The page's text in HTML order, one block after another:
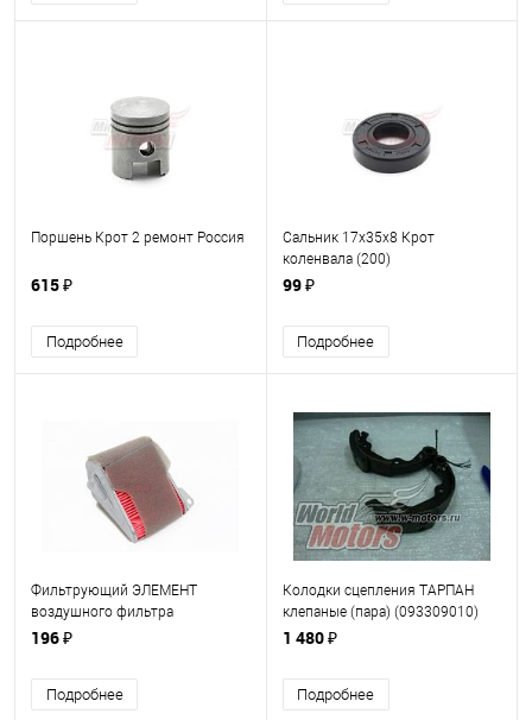
Поршень Крот 2 ремонт Россия
615 ₽
Подробнее
Сальник 17х35х8 Крот
коленвала (200)
99 ₽
Подробнее
Фильтрующий ЭЛЕМЕНТ
воздушного фильтра
152QMI,157QMJ (треугольный)
196 ₽
Подробнее
Колодки сцепления ТАРПАН
клепаные (пара) (093309010)
"ММ"
1 480 ₽
Подробнее